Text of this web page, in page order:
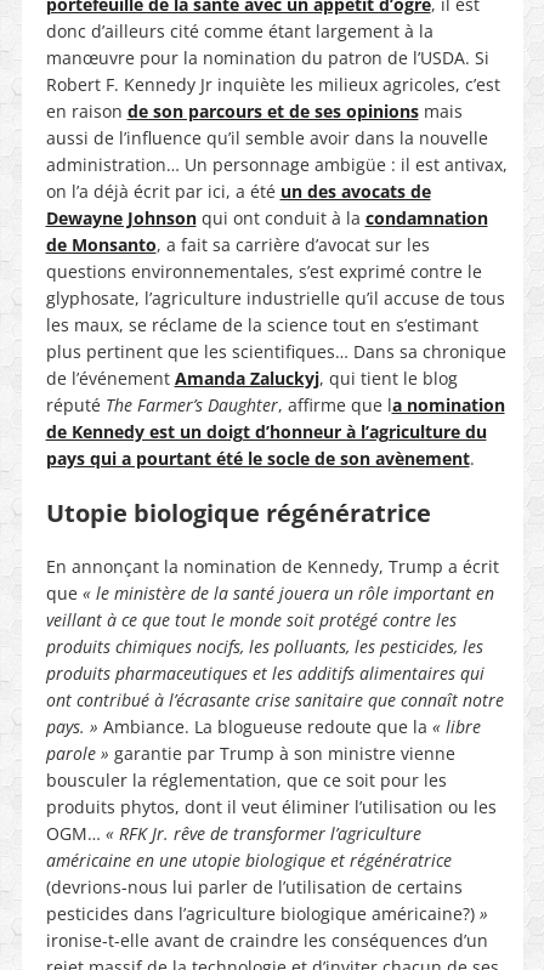
donc d’ailleurs cité comme étant largement à la
manœuvre pour la nomination du patron de l’USDA. Si
Robert F. Kennedy Jr inquiète les milieux agricoles, c’est
en raison de son parcours et de ses opinionsmais
aussi de l’influence qu’il semble avoir dans la nouvelle
administration… Un personnage ambigüe : il est antivax,
on l’a déjà écrit par ici, a été un des avocats de
Dewayne Johnsonqui ont conduit à la condamnation
de Monsanto, a fait sa carrière d’avocat sur les
questions environnementales, s’est exprimé contre le
glyphosate, l’agriculture industrielle qu’il accuse de tous
les maux, se réclame de la science tout en s’estimant
plus pertinent que les scientifiques… Dans sa chronique
de l’événement Amanda Zaluckyj, qui tient le blog
réputé The Farmer’s Daughter, affirme que la nomination
de Kennedy est un doigt d’honneur à l’agriculture du
pays qui a pourtant été le socle de son avènement.
Utopie biologique régénératrice
En annonçant la nomination de Kennedy, Trump a écrit
que « le ministère de la santé jouera un rôle important en
veillant à ce que tout le monde soit protégé contre les
produits chimiques nocifs, les polluants, les pesticides, les
produits pharmaceutiques et les additifs alimentaires qui
ont contribué à l’écrasante crise sanitaire que connaît notre
pays. » Ambiance. La blogueuse redoute que la « libre
parole » garantie par Trump à son ministre vienne
bousculer la réglementation, que ce soit pour les
produits phytos, dont il veut éliminer l’utilisation ou les
OGM… « RFK Jr. rêve de transformer l’agriculture
américaine en une utopie biologique et régénératrice
(devrions-nous lui parler de l’utilisation de certains
pesticides dans l’agriculture biologique américaine?) »
ironise-t-elle avant de craindre les conséquences d’un